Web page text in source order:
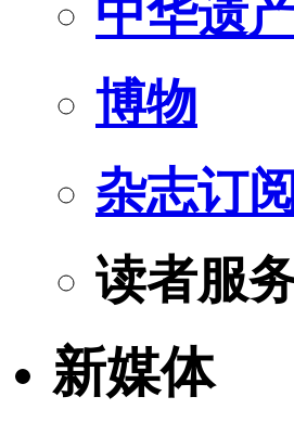
中华遗
博物
杂志订阅
读者服
新媒体